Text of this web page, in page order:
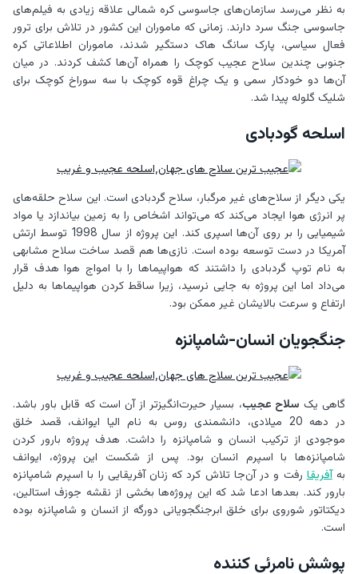
به نظر می‌رسد سازمان‌های جاسوسی کره شمالی علاقه زیادی به فیلم‌های
جاسوسی جنگ سرد دارند. زمانی که ماموران این کشور در تلاش برای ترور
فعال سیاسی، پارک سانگ هاک دستگیر شدند، ماموران اطلاعاتی کره
جنوبی چندین سلاح عجیب کوچک را همراه آن‌ها کشف کردند. در میان
آن‌ها دو خودکار سمی و یک چراغ قوه کوچک با سه سوراخ کوچک برای
شلیک گلوله پیدا شد.
اسلحه گودبادی
یکی دیگر از سلاح‌های غیر مرگبار، سلاح گردبادی است. این سلاح حلقه‌های
پر انرژی هوا ایجاد می‌کند که می‌تواند اشخاص را به زمین بیاندازد یا مواد
شیمیایی را بر روی آن‌ها اسپری کند. این پروژه از سال 1998 توسط ارتش
آمریکا در دست توسعه بوده است. نازی‌ها هم قصد ساخت سلاح مشابهی
به نام توپ گردبادی را داشتند که هواپیماها را با امواج هوا هدف قرار
می‌داد اما این پروژه به جایی نرسید، زیرا ساقط کردن هواپیماها به دلیل
ارتفاع و سرعت بالایشان غیر ممکن بود.
جنگجویان انسان-شامپانزه
گاهی یک سلاح عجیب، بسیار حیرت‌انگیزتر از آن است که قابل باور باشد.
در دهه 20 میلادی، دانشمندی روس به نام الیا ایوانف، قصد خلق
موجودی از ترکیب انسان و شامپانزه را داشت. هدف پروژه بارور کردن
شامپانزه‌ها با اسپرم انسان بود. پس از شکست این پروژه، ایوانف
به آفریقا رفت و در آن‌جا تلاش کرد که زنان آفریقایی را با اسپرم شامپانزه
بارور کند. بعد‌ها ادعا شد که این پروژه‌ها بخشی از نقشه جوزف استالین،
دیکتاتور شوروی برای خلق ابرجنگجویانی دورگه از انسان و شامپانزه بوده
است.
پوشش نامرئی کننده